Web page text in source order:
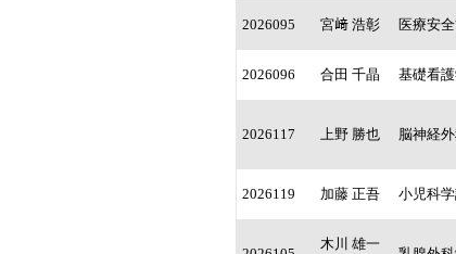
2026095 宮﨑 浩彰 医療安
2026096 合田 千晶 基礎看
2026117 上野 勝也 脳神経
2026119 加藤 正吾 小児科
木川 雄一